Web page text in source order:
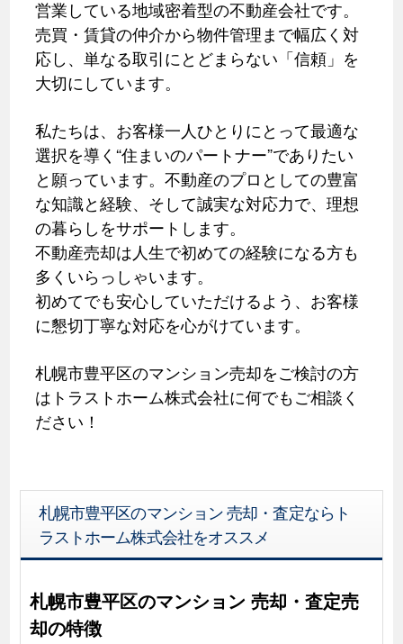
営業している地域密着型の不動産会社です。
売買・賃貸の仲介から物件管理まで幅広く対
応し、単なる取引にとどまらない「信頼」を
大切にしています。
私たちは、お客様一人ひとりにとって最適な
選択を導く“住まいのパートナー”でありたい
と願っています。不動産のプロとしての豊富
な知識と経験、そして誠実な対応力で、理想
の暮らしをサポートします。
不動産売却は人生で初めての経験になる方も
多くいらっしゃいます。
初めてでも安心していただけるよう、お客様
に懇切丁寧な対応を心がけています。
札幌市豊平区のマンション売却をご検討の方
はトラストホーム株式会社に何でもご相談く
ださい！
札幌市豊平区のマンション 売却・査定ならト
ラストホーム株式会社をオススメ
札幌市豊平区のマンション 売却・査定売
却の特徴